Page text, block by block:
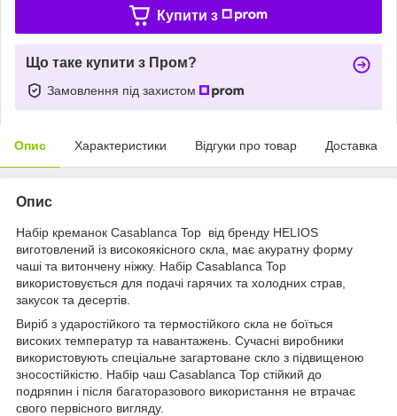
Купити з
Що таке купити з Пром?
Замовлення під захистом
Опис Характеристики Відгуки про товар Доставка
Опис
Набір креманок Casablanca Top від бренду HELIOS
виготовлений із високоякісного скла, має акуратну форму
чаші та витончену ніжку. Набір Casablanca Top
використовується для подачі гарячих та холодних страв,
закусок та десертів.
Виріб з ударостійкого та термостійкого скла не боїться
високих температур та навантажень. Сучасні виробники
використовують спеціальне загартоване скло з підвищеною
зносостійкістю. Набір чаш Casablanca Top стійкий до
подряпин і після багаторазового використання не втрачає
свого первісного вигляду.